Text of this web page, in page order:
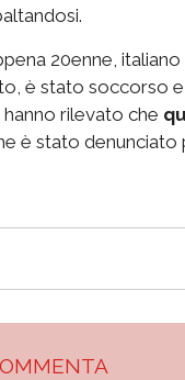
20enne,
è stato soccorso
rilevato che
è stato